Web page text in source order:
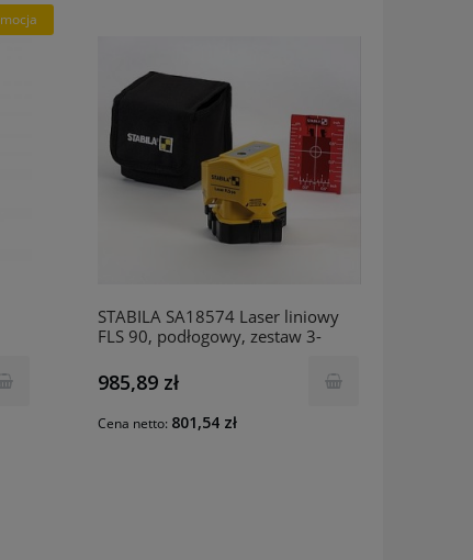
STABILA SA18574 Laser liniowy
FLS 90, podłogowy, zestaw 3-
985,89 zł
Cena netto: 801,54 zł